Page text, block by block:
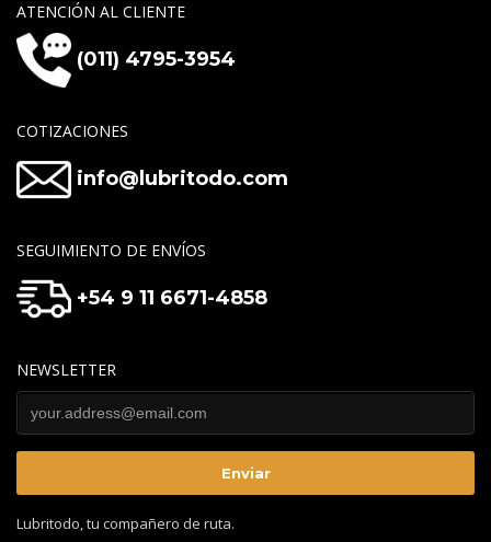
ATENCIÓN AL CLIENTE
(011) 4795-3954
COTIZACIONES
info@lubritodo.com
SEGUIMIENTO DE ENVÍOS
+54 9 11 6671-4858
NEWSLETTER
Lubritodo, tu compañero de ruta.